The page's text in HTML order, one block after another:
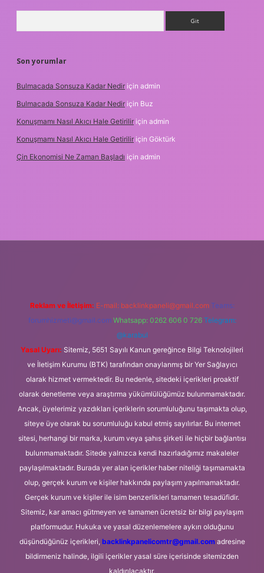
Son yorumlar
Bulmacada Sonsuza Kadar Nedir için admin
Bulmacada Sonsuza Kadar Nedir için Buz
Konuşmamı Nasıl Akıcı Hale Getirilir için admin
Konuşmamı Nasıl Akıcı Hale Getirilir için Göktürk
Çin Ekonomisi Ne Zaman Başladı için admin
Reklam ve İletişim: E-mail: backlinkpaneli@gmail.com Teams:
forumhizmeti@gmail.com Whatsapp: 0262 606 0 726 Telegram:
@karabul
Yasal Uyarı: Sitemiz, 5651 Sayılı Kanun gereğince Bilgi Teknolojileri
ve İletişim Kurumu (BTK) tarafından onaylanmış bir Yer Sağlayıcı
olarak hizmet vermektedir. Bu nedenle, sitedeki içerikleri proaktif
olarak denetleme veya araştırma yükümlülüğümüz bulunmamaktadır.
Ancak, üyelerimiz yazdıkları içeriklerin sorumluluğunu taşımakta olup,
siteye üye olarak bu sorumluluğu kabul etmiş sayılırlar. Bu internet
sitesi, herhangi bir marka, kurum veya şahıs şirketi ile hiçbir bağlantısı
bulunmamaktadır. Sitede yalnızca kendi hazırladığımız makaleler
paylaşılmaktadır. Burada yer alan içerikler haber niteliği taşımamakta
olup, gerçek kurum ve kişiler hakkında paylaşım yapılmamaktadır.
Gerçek kurum ve kişiler ile isim benzerlikleri tamamen tesadüfidir.
Sitemiz, kar amacı gütmeyen ve tamamen ücretsiz bir bilgi paylaşım
platformudur. Hukuka ve yasal düzenlemelere aykırı olduğunu
düşündüğünüz içerikleri, backlinkpanelicomtr@gmail.comadresine
bildirmeniz halinde, ilgili içerikler yasal süre içerisinde sitemizden
kaldırılacaktır.